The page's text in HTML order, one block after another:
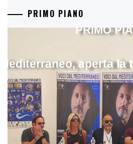
PRIMO PIANO
aperta la
PRIMO